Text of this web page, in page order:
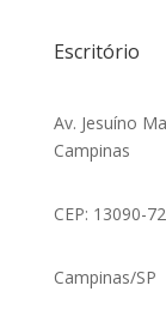
Escritório
Av. Jesuíno
Campinas
CEP: 13090-
Campinas/SP